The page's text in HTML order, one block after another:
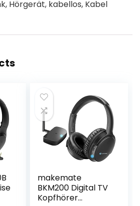
Hörgerät, kabellos, Kabel
makemate
BKM200 Digital TV
Kopfhörer